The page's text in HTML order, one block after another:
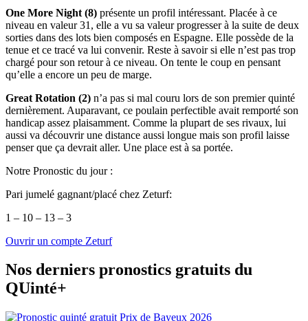
One More Night (8) présente un profil intéressant. Placée à ce
niveau en valeur 31, elle a vu sa valeur progresser à la suite de deux
sorties dans des lots bien composés en Espagne. Elle possède de la
tenue et ce tracé va lui convenir. Reste à savoir si elle n’est pas trop
chargé pour son retour à ce niveau. On tente le coup en pensant
qu’elle a encore un peu de marge.
Great Rotation (2) n’a pas si mal couru lors de son premier quinté
dernièrement. Auparavant, ce poulain perfectible avait remporté son
handicap assez plaisamment. Comme la plupart de ses rivaux, lui
aussi va découvrir une distance aussi longue mais son profil laisse
penser que ça devrait aller. Une place est à sa portée.
Notre Pronostic du jour :
Pari jumelé gagnant/placé chez Zeturf:
1 – 10 – 13 – 3
Ouvrir un compte Zeturf
Nos derniers pronostics gratuits du
QUinté+